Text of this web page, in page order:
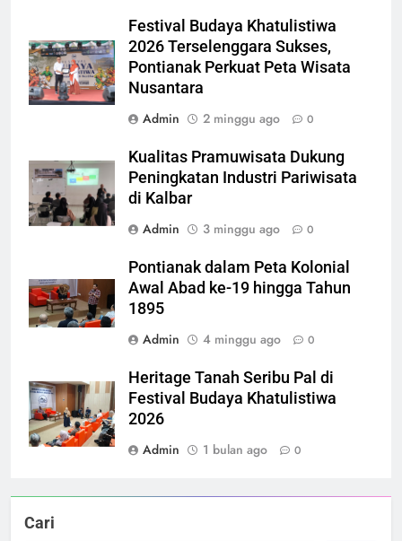
Festival Budaya Khatulistiwa
2026 Terselenggara Sukses,
Pontianak Perkuat Peta Wisata
Nusantara
Admin
2 minggu ago 0
Kualitas Pramuwisata Dukung
Peningkatan Industri Pariwisata
di Kalbar
Admin
3 minggu ago 0
Pontianak dalam Peta Kolonial
Awal Abad ke-19 hingga Tahun
1895
Admin
4 minggu ago 0
Heritage Tanah Seribu Pal di
Festival Budaya Khatulistiwa
2026
Admin
1 bulan ago 0
Cari